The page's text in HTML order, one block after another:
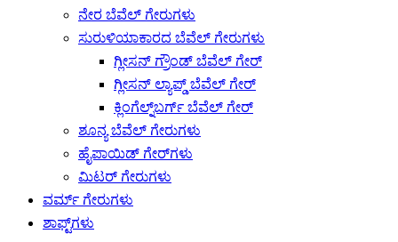
ನೇರ ಬೆವೆಲ್ ಗೇರುಗಳು
ಸುರುಳಿಯಾಕಾರದ ಬೆವೆಲ್ ಗೇರುಗಳು
ಗ್ಲೀಸನ್ ಗ್ರೌಂಡ್ ಬೆವೆಲ್ ಗೇರ್
ಗ್ಲೀಸನ್ ಲ್ಯಾಪ್ಡ್ ಬೆವೆಲ್ ಗೇರ್
ಕ್ಲಿಂಗೆಲ್ನ್‌ಬರ್ಗ್ ಬೆವೆಲ್ ಗೇರ್
ಶೂನ್ಯ ಬೆವೆಲ್ ಗೇರುಗಳು
ಹೈಪಾಯಿಡ್ ಗೇರ್‌ಗಳು
ಮಿಟರ್ ಗೇರುಗಳು
ವರ್ಮ್ ಗೇರುಗಳು
ಶಾಫ್ಟ್‌ಗಳು